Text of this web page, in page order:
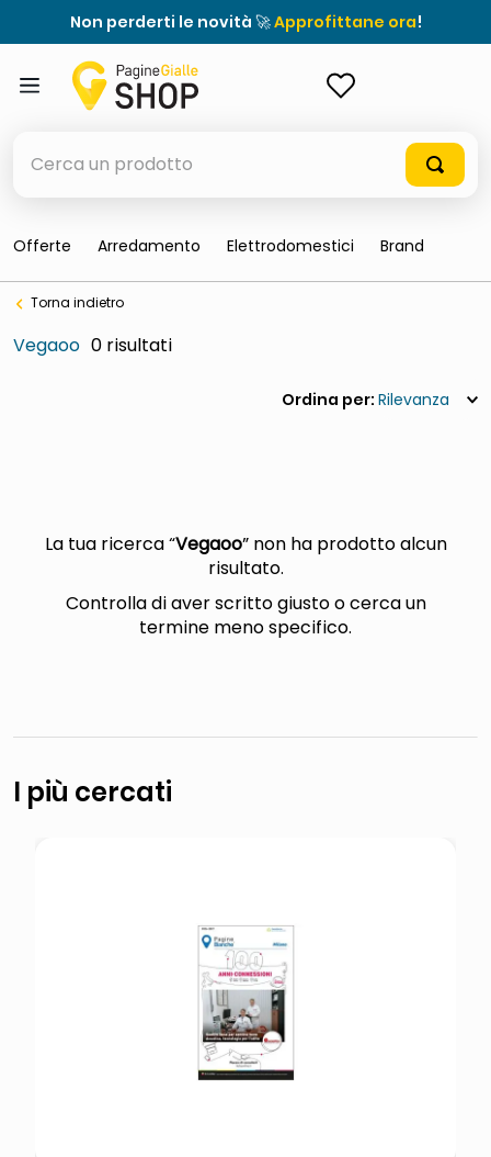
Non perderti le novità 🚀Approfittane ora!
meme
porta tv
pattumiera raccolta differenziata
faro solare
Offerte Arredamento Elettrodomestici Brand
Torna indietro
Vegaoo 0
Rilevanza
La tua ricerca “Vegaoo” non ha prodotto alcun
risultato.
Controlla di aver scritto giusto o cerca un
termine meno specifico.
I più cercati